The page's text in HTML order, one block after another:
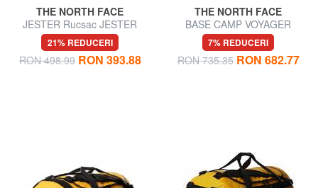
THE NORTH FACE
JESTER Rucsac JESTER
pentru pc 15 "
21% REDUCERI
RON 498.99 RON 393.88
THE NORTH FACE
BASE CAMP VOYAGER
Geanta rucsac de 42 l
7% REDUCERI
RON 735.35 RON 682.77